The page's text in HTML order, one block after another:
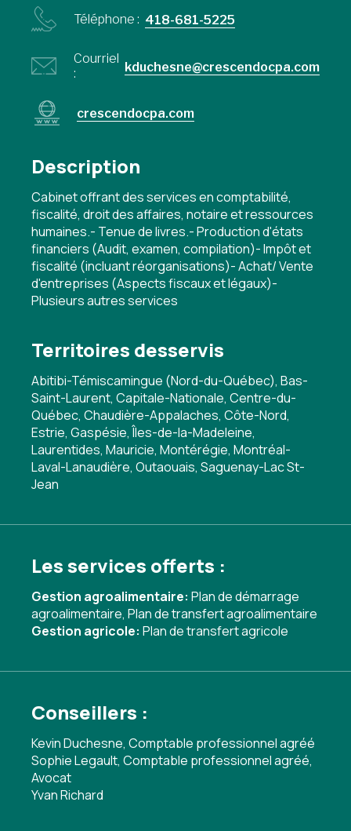
Téléphone : 418-681-5225
Courriel
:
kduchesne@crescendocpa.com
crescendocpa.com
Description
Cabinet offrant des services en comptabilité,
fiscalité, droit des affaires, notaire et ressources
humaines.- Tenue de livres.- Production d'états
financiers (Audit, examen, compilation)- Impôt et
fiscalité (incluant réorganisations)- Achat/ Vente
d'entreprises (Aspects fiscaux et légaux)-
Plusieurs autres services
Territoires desservis
Abitibi-Témiscamingue (Nord-du-Québec), Bas-
Saint-Laurent, Capitale-Nationale, Centre-du-
Québec, Chaudière-Appalaches, Côte-Nord,
Estrie, Gaspésie, Îles-de-la-Madeleine,
Laurentides, Mauricie, Montérégie, Montréal-
Laval-Lanaudière, Outaouais, Saguenay-Lac St-
Jean
Les services offerts :
Gestion agroalimentaire: Plan de démarrage
agroalimentaire, Plan de transfert agroalimentaire
Gestion agricole: Plan de transfert agricole
Conseillers :
Kevin Duchesne, Comptable professionnel agréé
Sophie Legault, Comptable professionnel agréé,
Avocat
Yvan Richard